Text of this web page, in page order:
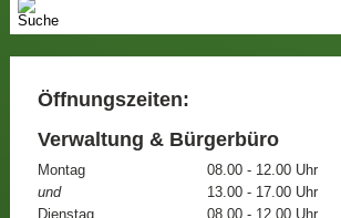
Öffnungszeiten:
Verwaltung & Bürgerbüro
Montag
08.00 - 12.00 Uhr
und
13.00 - 17.00 Uhr
Dienstag
08.00 - 12.00 Uhr